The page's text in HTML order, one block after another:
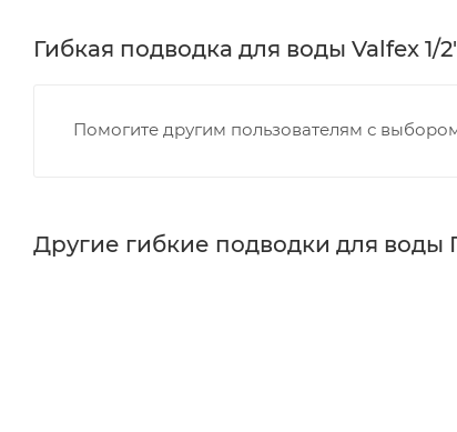
Гибкая подводка для воды Valfex 1/
Помогите другим пользователям с
Другие гибкие подводки для воды